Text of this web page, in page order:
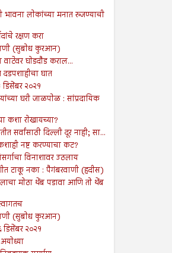
भावना लोकांच्या मनात रुजण्याची
रक्षण करा
(सुबोध कुरआन)
वाटेवर घोडदौड कराल...
घात
२०२१
घरी जाळपोळ : सांप्रदायिक
कशा रोखायच्या?
सर्वांसाठी दिल्ली दूर नाही; सा...
नष्ट करण्याचा कट?
विनाशावर उठलाय
टाकू नका : पैगंबरवाणी (हदीस)
मोठा थेंब पडावा आणि तो थेंब
(सुबोध कुरआन)
२०२१